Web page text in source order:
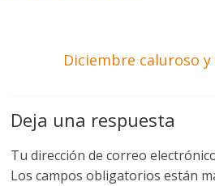
Diciembre caluroso
Deja una respuesta
Tu dirección de correo
Los campos obligatorios están